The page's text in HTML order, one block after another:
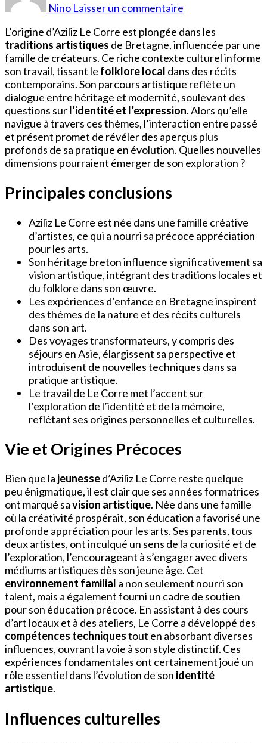
Nino Laisser un commentaire
Corre
Origine
L’origine d’Aziliz Le Corre est plongée dans les
traditions artistiques de Bretagne, influencée par une
famille de créateurs. Ce riche contexte culturel informe
son travail, tissant le folklore local dans des récits
contemporains. Son parcours artistique reflète un
dialogue entre héritage et modernité, soulevant des
questions surl’identité et l’expression. Alors qu’elle
navigue à travers ces thèmes, l’interaction entre passé
et présent promet de révéler des aperçus plus
profonds de sa pratique en évolution. Quelles nouvelles
dimensions pourraient émerger de son exploration ?
Principales conclusions
Aziliz Le Corre est née dans une famille créative
d’artistes, ce qui a nourri sa précoce appréciation
pour les arts.
Son héritage breton influence significativement sa
vision artistique, intégrant des traditions locales et
du folklore dans son œuvre.
Les expériences d’enfance en Bretagne inspirent
des thèmes de la nature et des récits culturels
dans son art.
Des voyages transformateurs, y compris des
séjours en Asie, élargissent sa perspective et
introduisent de nouvelles techniques dans sa
pratique artistique.
Le travail de Le Corre met l’accent sur
l’exploration de l’identité et de la mémoire,
reflétant ses origines personnelles et culturelles.
Vie et Origines Précoces
Bien que la jeunessed’Aziliz Le Corre reste quelque
peu énigmatique, il est clair que ses années formatrices
ont marqué savision artistique. Née dans une famille
où la créativité prospérait, son éducation a favorisé une
profonde appréciation pour les arts. Ses parents, tous
deux artistes, ont inculqué un sens de la curiosité et de
l’exploration, l’encourageant à s’engager avec divers
médiums artistiques dès son jeune âge. Cet
environnement familial a non seulement nourri son
talent, mais a également fourni un cadre de soutien
pour son éducation précoce. En assistant à des cours
d’art locaux et à des ateliers, Le Corre a développé des
compétences techniquestout en absorbant diverses
influences, ouvrant la voie à son style distinctif. Ces
expériences fondamentales ont certainement joué un
rôle essentiel dans l’évolution de son identité
artistique.
Influences culturelles